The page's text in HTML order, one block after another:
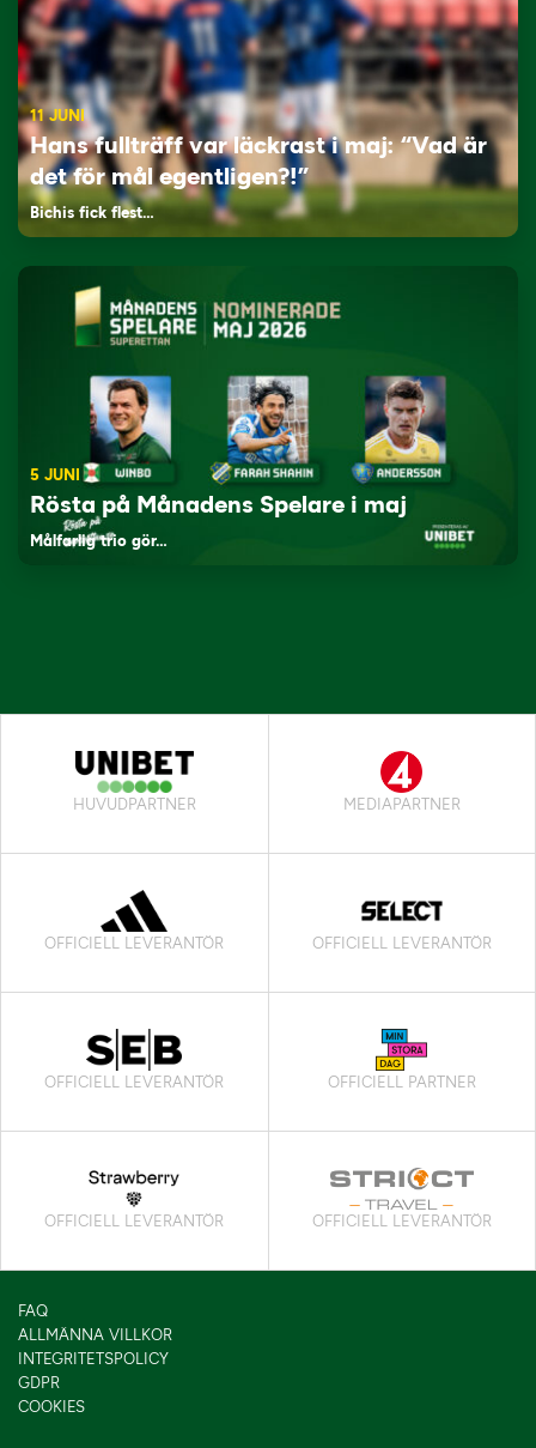
11 JUNI
Hans fullträff var läckrast i maj: “Vad är
det för mål egentligen?!”
Bichis fick flest…
5 JUNI
Rösta på Månadens Spelare i maj
Målfarlig trio gör…
HUVUDPARTNER MEDIAPARTNER
OFFICIELL LEVERANTÖR OFFICIELL LEVERANTÖR
OFFICIELL LEVERANTÖR OFFICIELL PARTNER
OFFICIELL LEVERANTÖR OFFICIELL LEVERANTÖR
FAQ
ALLMÄNNA VILLKOR
INTEGRITETSPOLICY
GDPR
COOKIES